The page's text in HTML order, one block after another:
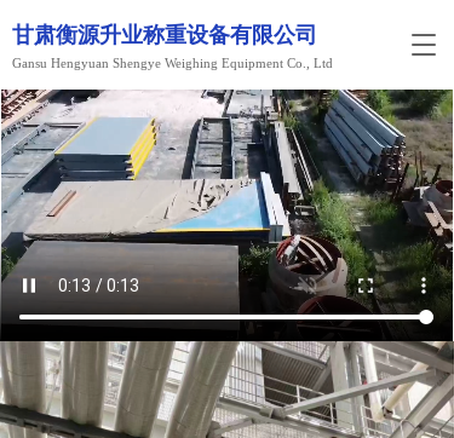
T
g
g
l
e
n
a
v
i
g
a
t
i
o
n
甘肃衡源升业称重设备有限公司
Gansu Hengyuan Shengye Weighing Equipment Co., Ltd